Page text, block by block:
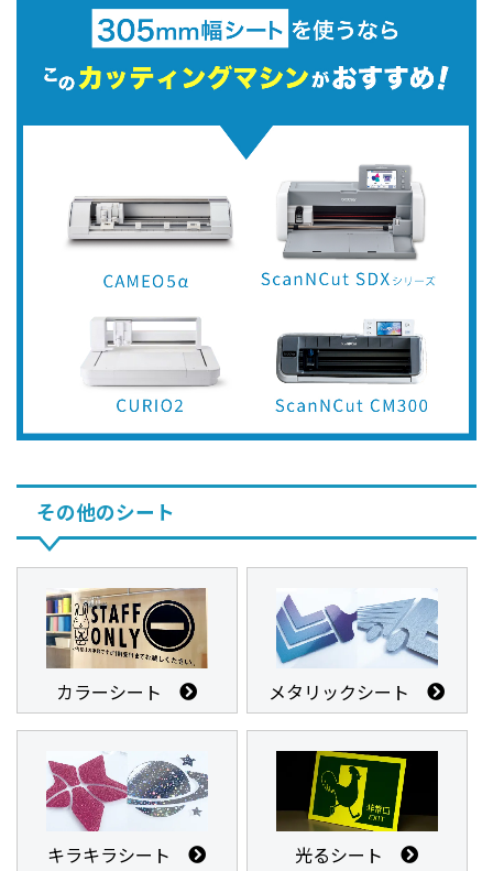
その他のシート
カラーシート メタリックシート
キラキラシート 光るシート